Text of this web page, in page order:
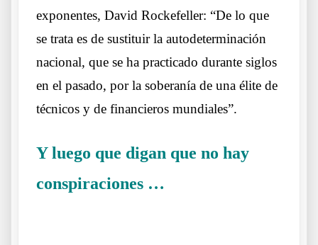
exponentes, David Rockefeller: “De lo que
se trata es de sustituir la autodeterminación
nacional, que se ha practicado durante siglos
en el pasado, por la soberanía de una élite de
técnicos y de financieros mundiales”.
Y luego que digan que no hay
conspiraciones …